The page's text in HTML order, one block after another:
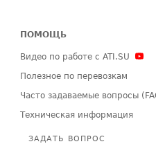
ПОМОЩЬ
Видео по работе с ATI.SU
Полезное по перевозкам
Часто задаваемые вопросы
Техническая информация
ЗАДАТЬ ВОПРОС